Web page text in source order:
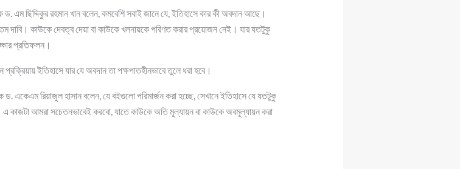
এম ছিদ্দিকুর রহমান খান বলেন, কমবেশি সবাই জানে যে, ইতিহাসে কার কী অবদান আছে।
দাবি। কাউকে দেবত্ব দেয়া বা কাউকে খলনায়কে পরিণত করার প্রয়োজন নেই। যার যতটুকু
প্রতিফলন।
ইতিহাসে যার যে অবদান তা পক্ষপাতহীনভাবে তুলে ধরা হবে।
একেএম রিয়াজুল হাসান বলেন, যে বইগুলো পরিমার্জন করা হচ্ছে, সেখানে ইতিহাসে যে যতটুকু
কাজটা আমরা সচেতনভাবেই করবো, যাতে কাউকে অতি মূল্যায়ন বা কাউকে অবমূল্যায়ন করা